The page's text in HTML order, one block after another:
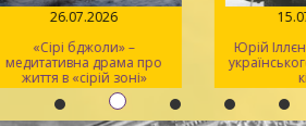
26.07.2026
«Сірі бджоли» –
медитативна драма про
життя в «сірій зоні»
Юрій